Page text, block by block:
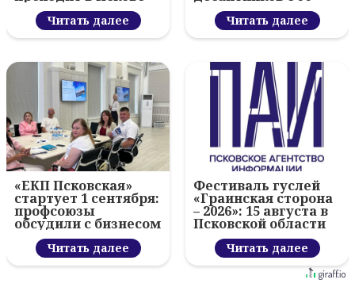
Читать далее
летием ВДВ и
вручил награды
Читать далее
«ЕКП Псковская»
стартует 1 сентября:
профсоюзы
обсудили с бизнесом
новый цифровой
проектЧитать далее
Фестиваль гуслей
«Граинская сторона
– 2026»: 15 августа в
Псковской области
Читать далее